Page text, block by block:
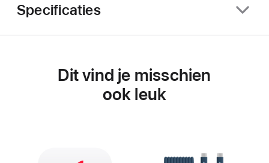
Specificaties
Dit vind je misschien
ook leuk